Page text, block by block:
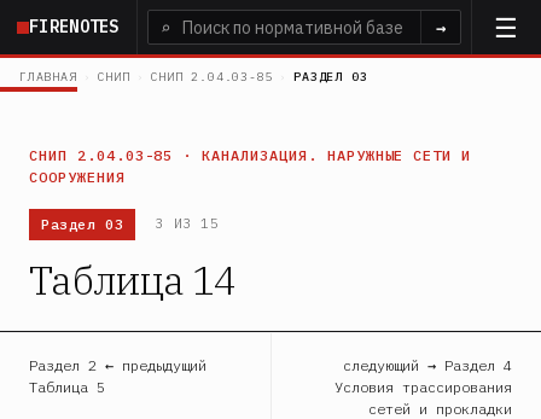
Перейти
основному
FIRENOTES ⌕ →
ГЛАВНАЯ › СНИП › СНИП 2.04.03-85 › РАЗДЕЛ 03
СНИП 2.04.03-85 · КАНАЛИЗАЦИЯ. НАРУЖНЫЕ СЕТИ И
СООРУЖЕНИЯ
Раздел 03 3 ИЗ 15
Таблица 14
Раздел 2 ← предыдущий
Таблица 5
следующий → Раздел 4
Условия трассирования
сетей и прокладки